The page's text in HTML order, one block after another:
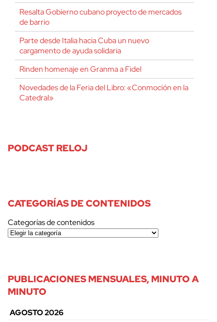
Resalta Gobierno cubano proyecto de mercados
de barrio
Parte desde Italia hacia Cuba un nuevo
cargamento de ayuda solidaria
Rinden homenaje en Granma a Fidel
Novedades de la Feria del Libro: «Conmoción en la
Catedral»
PODCAST RELOJ
CATEGORÍAS DE CONTENIDOS
Categorías de contenidos
PUBLICACIONES MENSUALES, MINUTO A
MINUTO
AGOSTO 2026